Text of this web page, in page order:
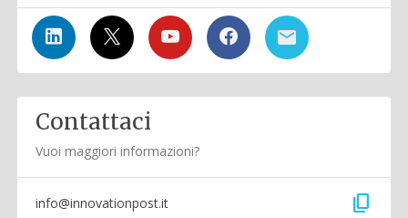
Contattaci
Vuoi maggiori informazioni?
info@innovationpost.it content_copy